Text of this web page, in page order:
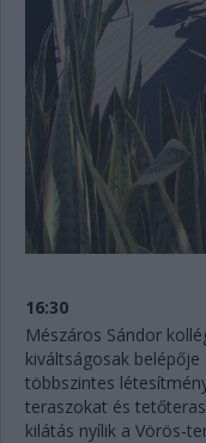
16:30
Mészáros Sándor
kiváltságosak
többszintes
teraszokat és
kilátás nyílik a Vörös-